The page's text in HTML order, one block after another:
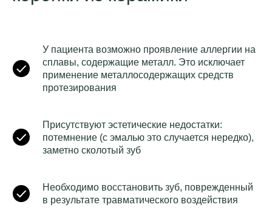
У пациента возможно проявление аллергии на
сплавы, содержащие металл. Это исключает
применение металлосодержащих средств
протезирования
Присутствуют эстетические недостатки:
потемнение (с эмалью это случается нередко),
заметно сколотый зуб
Необходимо восстановить зуб, поврежденный
в результате травматического воздействия